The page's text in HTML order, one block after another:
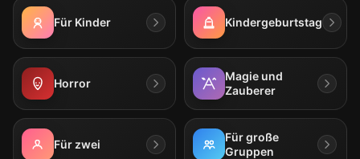
Für Kinder Kindergeburtstag
Horror
Magie und
Zauberer
Für zwei
Für große
Gruppen